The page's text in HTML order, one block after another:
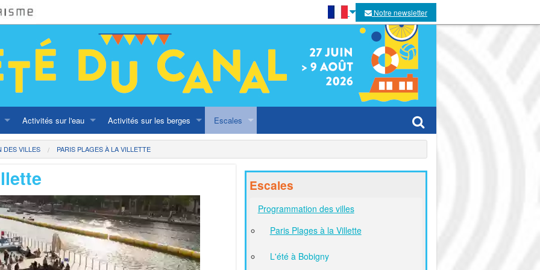
Notre newsletter
olympique
Activités sur l'eau
Naviguer sur les canaux
Navettes 1 ou 2€
Croisières
Activités sur les berges
Balade au fil des canaux
Street Art
Ateliers
Escales
En famille
Lieux festifs estivaux
DES VILLES PARIS PLAGES À LA VILLETTE
Escales
Programmation des villes
Paris Plages à la Villette
L'été à Bobigny